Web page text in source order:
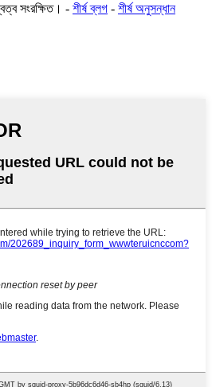
সংরক্ষিত। - শীর্ষ ব্লগ - শীর্ষ অনুসন্ধান